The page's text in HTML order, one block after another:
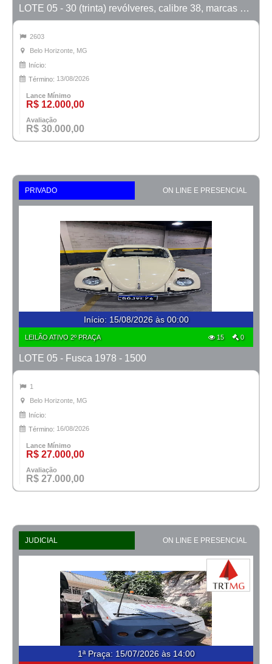
LOTE 05 - 30 (trinta) revólveres, calibre 38, marcas Taurus e Rossi
2603
Belo Horizonte, MG
Início:
Término: 13/08/2026
Lance Mínimo
R$ 12.000,00
Avaliação
R$ 30.000,00
PRIVADO ON LINE E PRESENCIAL
Início: 15/08/2026 às 00:00
LEILÃO ATIVO 2º PRAÇA 15 0
LOTE 05 - Fusca 1978 - 1500
1
Belo Horizonte, MG
Início:
Término: 16/08/2026
Lance Mínimo
R$ 27.000,00
Avaliação
R$ 27.000,00
JUDICIAL ON LINE E PRESENCIAL
1ª Praça: 15/07/2026 às 14:00